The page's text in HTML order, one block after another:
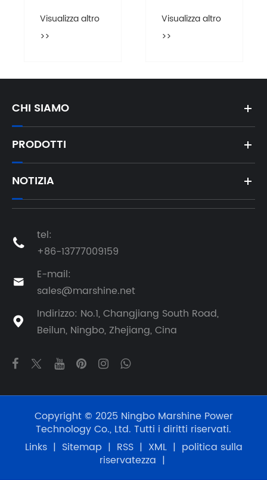
CHI SIAMO
PRODOTTI
NOTIZIA

tel:
+86-13777009159

E-mail:
sales@marshine.net

Indirizzo: No.1, Changjiang South Road,
Beilun, Ningbo, Zhejiang, Cina
Copyright © 2025 Ningbo Marshine Power
Technology Co., Ltd. Tutti i diritti riservati.
Links | Sitemap | RSS | XML | politica sulla
riservatezza |